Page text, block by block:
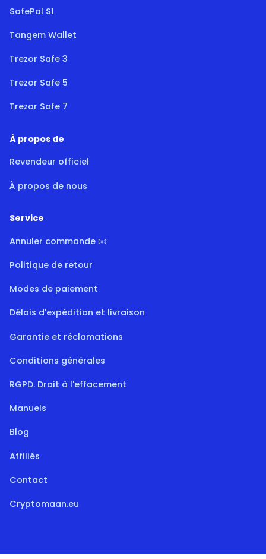
SafePal S1
Tangem Wallet
Trezor Safe 3
Trezor Safe 5
Trezor Safe 7
À propos de
Revendeur officiel
À propos de nous
Service
Annuler commande 📧
Politique de retour
Modes de paiement
Délais d'expédition et livraison
Garantie et réclamations
Conditions générales
RGPD. Droit à l'effacement
Manuels
Blog
Affiliés
Contact
Cryptomaan.eu